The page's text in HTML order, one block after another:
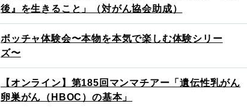
後』を生きること」（対がん協会助成）
ボッチャ体験会〜本物を本気で楽しむ体験シリー
ズ〜
【オンライン】第185回マンマチアー「遺伝性乳がん
卵巣がん（HBOC）の基本」